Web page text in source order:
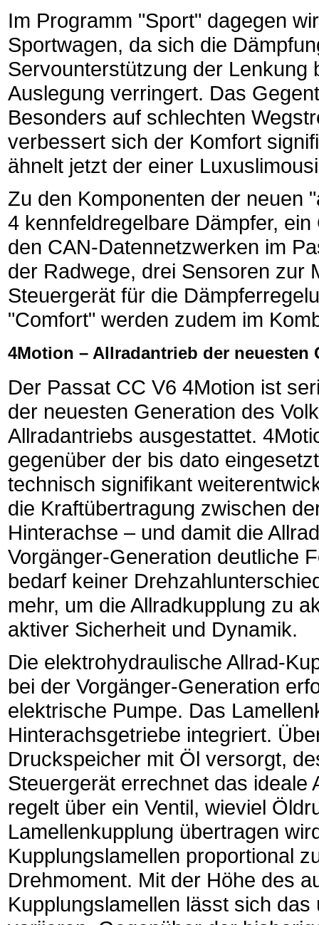
Im Programm "Sport" dagegen
Sportwagen, da sich die
Servounterstützung der Lenkung
Auslegung verringert. Das
Besonders auf schlechten
verbessert sich der Komfort
ähnelt jetzt der einer
Zu den Komponenten der neuen
4 kennfeldregelbare Dämpfer,
den CAN-Datennetzwerken im
der Radwege, drei Sensoren zur
Steuergerät für die
"Comfort" werden zudem im
4Motion – Allradantrieb der neuesten
Der Passat CC V6 4Motion ist
der neuesten Generation des
Allradantriebs ausgestattet.
gegenüber der bis dato
technisch signifikant
die Kraftübertragung zwischen
Hinterachse – und damit die
Vorgänger-Generation deutliche
bedarf keiner
mehr, um die Allradkupplung zu
aktiver Sicherheit und Dynamik.
Die elektrohydraulische Allrad-
bei der Vorgänger-Generation
elektrische Pumpe. Das
Hinterachsgetriebe integriert.
Druckspeicher mit Öl versorgt,
Steuergerät errechnet das ideale
regelt über ein Ventil, wieviel
Lamellenkupplung übertragen
Kupplungslamellen proportional
Drehmoment. Mit der Höhe des
Kupplungslamellen lässt sich